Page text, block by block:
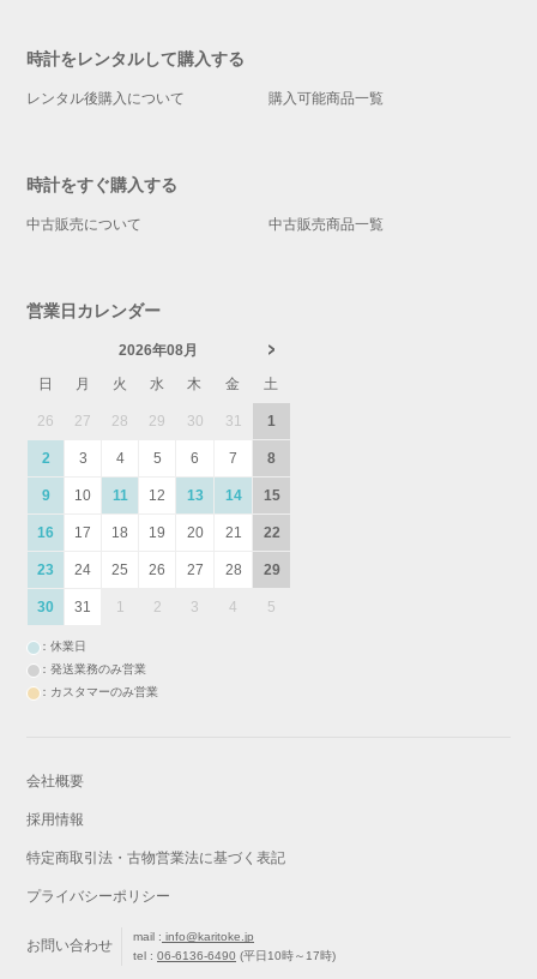
時計をレンタルして購入する
レンタル後購入について 購入可能商品一覧
時計をすぐ購入する
中古販売について 中古販売商品一覧
営業日カレンダー
2026年08月
日
月 火 水 木 金 土
26 27 28 29 30 31 1
2 3 4 5 6 7 8
9 10 11 12 13 14 15
16 17 18 19 20 21 22
23 24 25 26 27 28 29
30 31 1 2 3 4 5
：休業日
：発送業務のみ営業
：カスタマーのみ営業
会社概要
採用情報
特定商取引法・古物営業法に基づく表記
プライバシーポリシー
お問い合わせ
mail : info@karitoke.jp
tel :06-6136-6490 (平日10時～17時)